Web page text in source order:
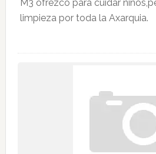
M3 ofrezco para cuidar
limpieza por toda la Axarquia.